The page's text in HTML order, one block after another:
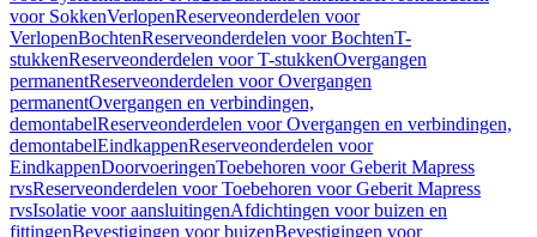
voor SokkenVerlopenReserveonderdelen voor
VerlopenBochtenReserveonderdelen voor BochtenT-
stukkenReserveonderdelen voor T-stukkenOvergangen
permanentReserveonderdelen voor Overgangen
permanentOvergangen en verbindingen,
demontabelReserveonderdelen voor Overgangen en verbindingen,
demontabelEindkappenReserveonderdelen voor
EindkappenDoorvoeringenToebehoren voor Geberit Mapress
rvsReserveonderdelen voor Toebehoren voor Geberit Mapress
rvsIsolatie voor aansluitingenAfdichtingen voor buizen en
fittingenBevestigingen voor buizenBevestigingen voor